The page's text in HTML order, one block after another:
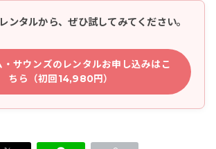
ンタルから、ぜひ試してみてください。
サウンズのレンタルお申し込みはこ
ちら（初回14,980円）